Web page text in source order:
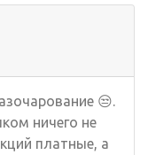
😒.
ничего не
платные, а